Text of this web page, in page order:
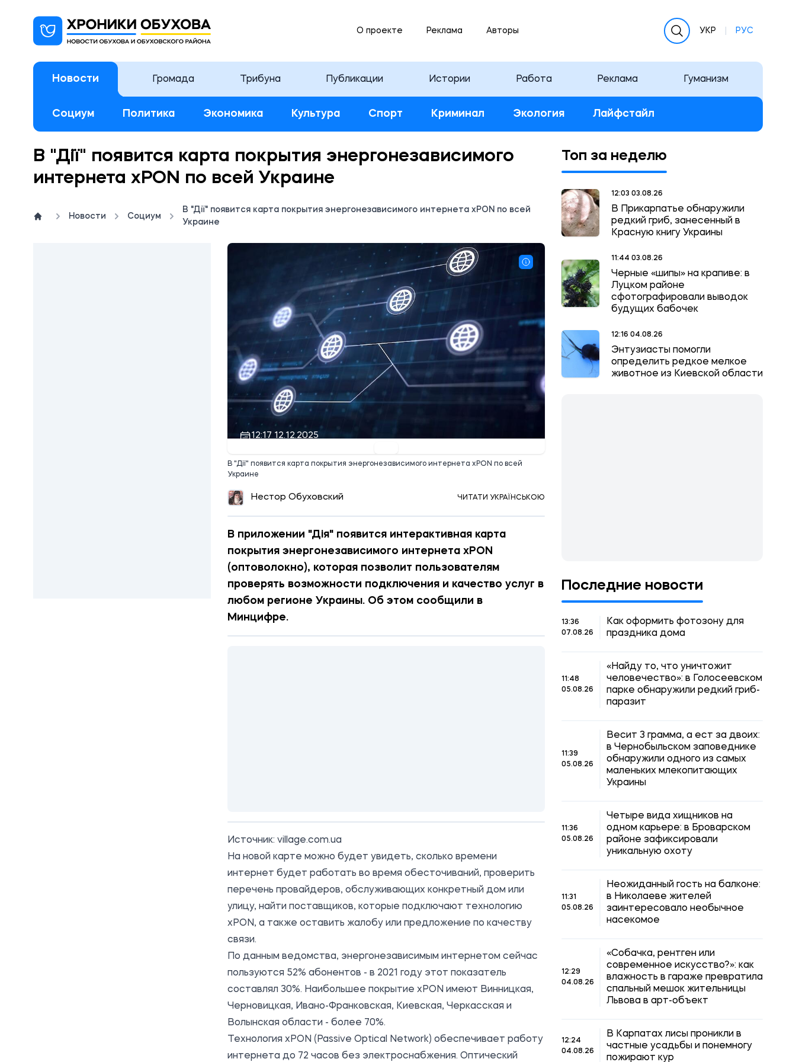
О проекте Реклама Авторы УКР РУС
Новости Громада Трибуна Публикации Истории Работа Реклама Гуманизм
Социум Политика Экономика Культура Спорт Криминал Экология Лайфстайл
В "Дії" появится карта покрытия энергонезависимого
интернета xPON по всей Украине
Новости Социум
В "Дії" появится карта покрытия энергонезависимого интернета xPON по всей
Украине
12:17 12.12.2025
В "Дії" появится карта покрытия энергонезависимого интернета xPON по всей
Украине
Нестор Обуховский ЧИТАТИ УКРАЇНСЬКОЮ
В приложении "Дія" появится интерактивная карта
покрытия энергонезависимого интернета xPON
(оптоволокно), которая позволит пользователям
проверять возможности подключения и качество услуг в
любом регионе Украины. Об этом сообщили в
Минцифре.
Источник: village.com.ua
На новой карте можно будет увидеть, сколько времени
интернет будет работать во время обесточиваний, проверить
перечень провайдеров, обслуживающих конкретный дом или
улицу, найти поставщиков, которые подключают технологию
xPON, а также оставить жалобу или предложение по качеству
связи.
По данным ведомства, энергонезависимым интернетом сейчас
пользуются 52% абонентов - в 2021 году этот показатель
составлял 30%. Наибольшее покрытие xPON имеют Винницкая,
Черновицкая, Ивано-Франковская, Киевская, Черкасская и
Волынская области - более 70%.
Технология xPON (Passive Optical Network) обеспечивает работу
интернета до 72 часов без электроснабжения. Оптический
Топ за неделю
12:03 03.08.26
В Прикарпатье обнаружили
редкий гриб, занесенный в
Красную книгу Украины
11:44 03.08.26
Черные «шипы» на крапиве: в
Луцком районе
сфотографировали выводок
будущих бабочек
12:16 04.08.26
Энтузиасты помогли
определить редкое мелкое
животное из Киевской области
Последние новости
13:36
07.08.26
Как оформить фотозону для
праздника дома
11:48
05.08.26
«Найду то, что уничтожит
человечество»: в Голосеевском
парке обнаружили редкий гриб-
паразит
11:39
05.08.26
Весит 3 грамма, а ест за двоих:
в Чернобыльском заповеднике
обнаружили одного из самых
маленьких млекопитающих
Украины
11:36
05.08.26
Четыре вида хищников на
одном карьере: в Броварском
районе зафиксировали
уникальную охоту
11:31
05.08.26
Неожиданный гость на балконе:
в Николаеве жителей
заинтересовало необычное
насекомое
12:29
04.08.26
«Собачка, рентген или
современное искусство?»: как
влажность в гараже превратила
спальный мешок жительницы
Львова в арт-объект
12:24
04.08.26
В Карпатах лисы проникли в
частные усадьбы и понемногу
пожирают кур